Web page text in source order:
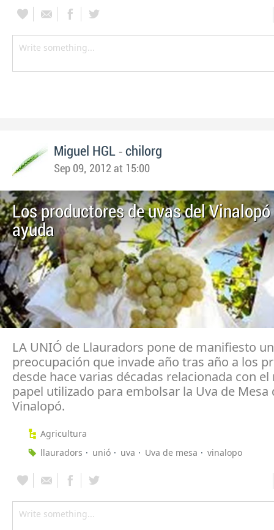
Miguel HGL - chilorg
Sep 09, 2012 at 15:00
Los productores de uvas del Vinalopó
ayuda
LA UNIÓ de Llauradors pone de manifiesto
preocupación que invade año tras año a los
desde hace varias décadas relacionada con el
papel utilizado para embolsar la Uva de Mesa
Vinalopó.
Agricultura
llauradors
unió uva Uva de mesa vinalopo